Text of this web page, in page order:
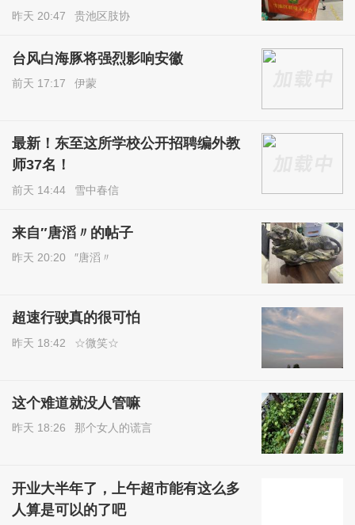
昨天 20:47 贵池区肢协
台风白海豚将强烈影响安徽
前天 17:17 伊蒙
最新！东至这所学校公开招聘编外教
师37名！
前天 14:44 雪中春信
来自″唐滔〃的帖子
昨天 20:20 ″唐滔〃
超速行驶真的很可怕
昨天 18:42 ☆微笑☆
这个难道就没人管嘛
昨天 18:26 那个女人的谎言
开业大半年了，上午超市能有这么多
人算是可以的了吧